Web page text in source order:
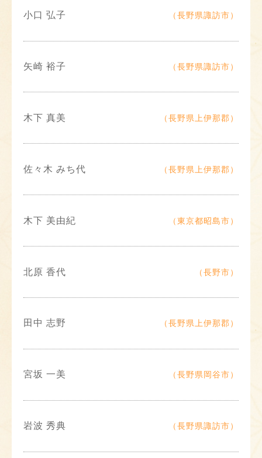
小口 弘子 （長野県諏訪市）
矢崎 裕子 （長野県諏訪市）
木下 真美 （長野県上伊那郡）
佐々木 みち代 （長野県上伊那郡）
木下 美由紀 （東京都昭島市）
北原 香代 （長野市）
田中 志野 （長野県上伊那郡）
宮坂 一美 （長野県岡谷市）
岩波 秀典 （長野県諏訪市）